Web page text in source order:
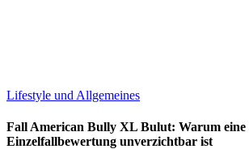
Lifestyle und Allgemeines
Fall American Bully XL Bulut: Warum eine
Einzelfallbewertung unverzichtbar ist